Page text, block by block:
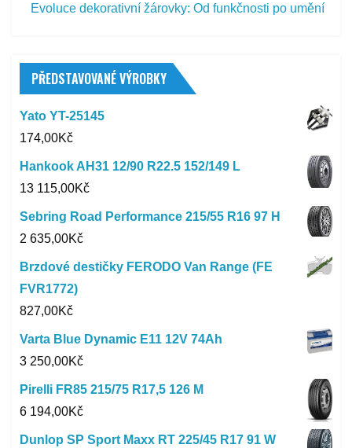
Evoluce dekorativní žárovky: Od funkčnosti po umění
PŘEDSTAVOVANÉ VÝROBKY
Yato YT-25145
174,00Kč
Hankook AH31 12/90 R22.5 152/149 L
13 115,00Kč
Sebring Road Performance 215/55 R16 97 H
2 635,00Kč
Brzdové destičky FERODO Van Range (FE
FVR1772)
827,00Kč
Varta Blue Dynamic E11 12V 74Ah
3 250,00Kč
Pirelli FR85 215/75 R17,5 126 M
6 194,00Kč
Dunlop SP Sport Maxx RT 225/45 R17 91 W